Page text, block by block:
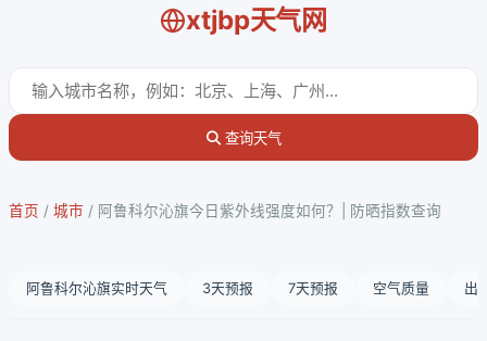
xtjbp天气网
查询天气
首页 / 城市 / 阿鲁科尔沁旗今日紫外线强度如何？| 防晒指数查询
阿鲁科尔沁旗实时天气 3天预报 7天预报 空气质量 出